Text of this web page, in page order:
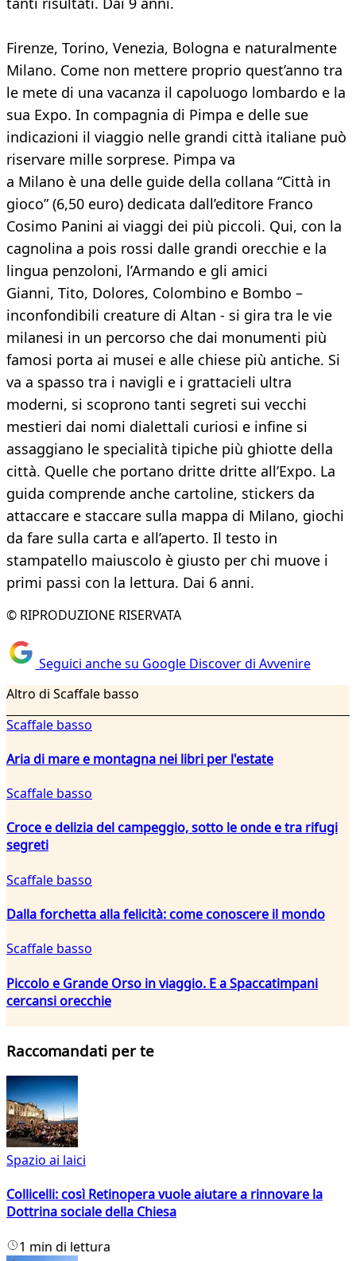
Firenze, Torino, Venezia, Bologna e naturalmente
Milano. Come non mettere proprio quest’anno tra
le mete di una vacanza il capoluogo lombardo e la
sua Expo. In compagnia di Pimpa e delle sue
indicazioni il viaggio nelle grandi città italiane può
riservare mille sorprese. Pimpa va
a Milano è una delle guide della collana “Città in
gioco” (6,50 euro) dedicata dall’editore Franco
Cosimo Panini ai viaggi dei più piccoli. Qui, con la
cagnolina a pois rossi dalle grandi orecchie e la
lingua penzoloni, l’Armando e gli amici
Gianni, Tito, Dolores, Colombino e Bombo –
inconfondibili creature di Altan - si gira tra le vie
milanesi in un percorso che dai monumenti più
famosi porta ai musei e alle chiese più antiche. Si
va a spasso tra i navigli e i grattacieli ultra
moderni, si scoprono tanti segreti sui vecchi
mestieri dai nomi dialettali curiosi e infine si
assaggiano le specialità tipiche più ghiotte della
città. Quelle che portano dritte dritte all’Expo. La
guida comprende anche cartoline, stickers da
attaccare e staccare sulla mappa di Milano, giochi
da fare sulla carta e all’aperto. Il testo in
stampatello maiuscolo è giusto per chi muove i
primi passi con la lettura. Dai 6 anni.
© RIPRODUZIONE RISERVATA
Seguici anche su Google Discover di Avvenire
Altro di Scaffale basso
Scaffale basso
Aria di mare e montagna nei libri per l'estate
Scaffale basso
Croce e delizia del campeggio, sotto le onde e tra rifugi
segreti
Scaffale basso
Dalla forchetta alla felicità: come conoscere il mondo
Scaffale basso
Piccolo e Grande Orso in viaggio. E a Spaccatimpani
cercansi orecchie
Raccomandati per te
Spazio ai laici
Collicelli: così Retinopera vuole aiutare a rinnovare la
Dottrina sociale della Chiesa
1 min di lettura